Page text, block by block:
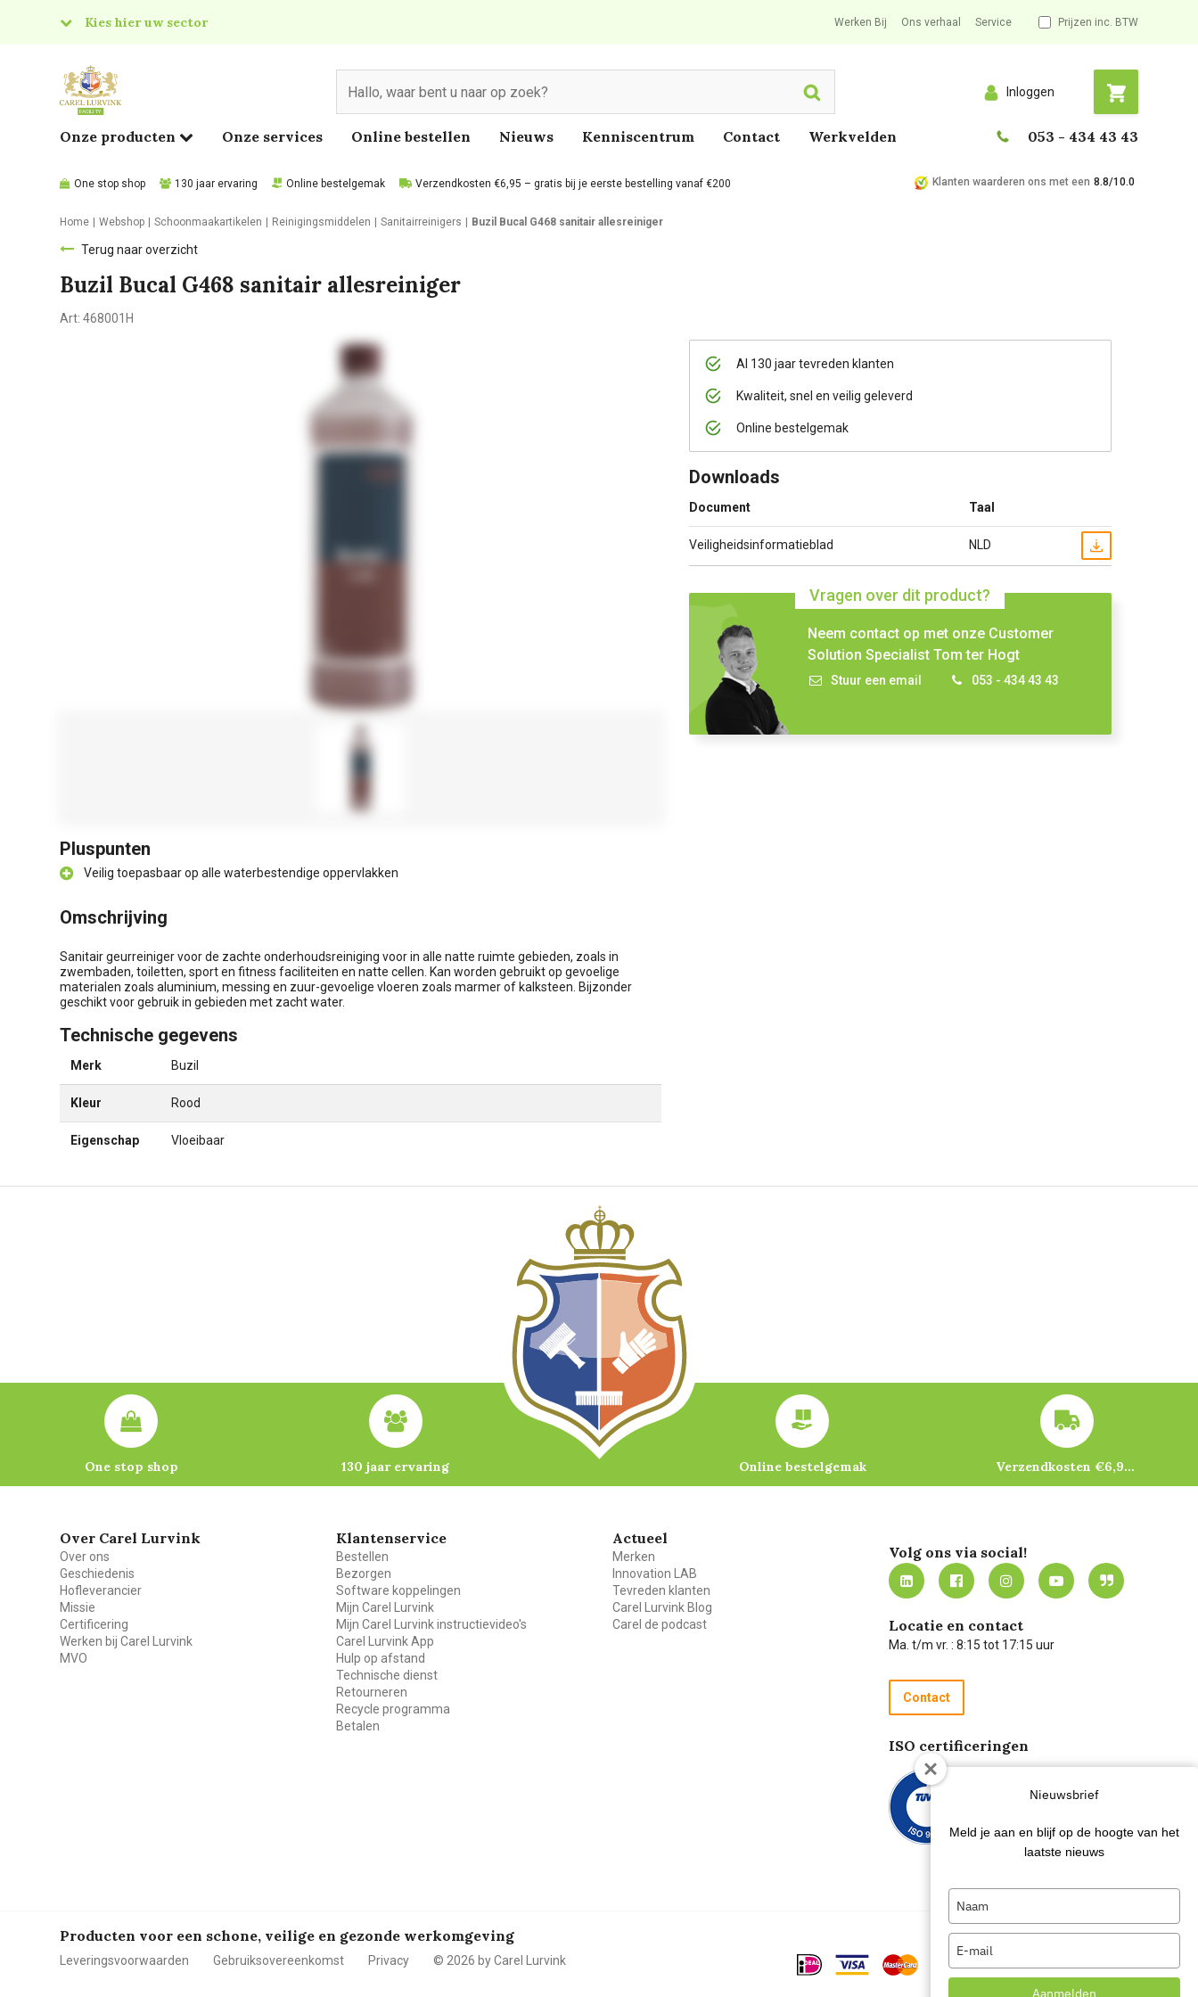
Kies hier uw sector
Food
Werken Bij Ons verhaal Service Prijzen inc. BTW
Search Inloggen
Onze producten Onze services Online bestellen Nieuws Kenniscentrum Contact Werkvelden 053 - 434 43 43
One stop shop 130 jaar ervaring Online bestelgemak Verzendkosten €6,95 – gratis bij je eerste bestelling vanaf €200 Klanten waarderen ons met een 8.8/10.0
Home Webshop Schoonmaakartikelen Reinigingsmiddelen Sanitairreinigers Buzil Bucal G468 sanitair allesreiniger
Terug naar overzicht
Buzil Bucal G468 sanitair allesreiniger
Art: 468001H
Al 130 jaar tevreden klanten
Kwaliteit, snel en veilig geleverd
Online bestelgemak
Downloads
Document Taal
Veiligheidsinformatieblad NLD
Vragen over dit product?
Neem contact op met onze Customer
Solution Specialist Tom ter Hogt
Stuur een email 053 - 434 43 43
Pluspunten
Veilig toepasbaar op alle waterbestendige oppervlakken
Omschrijving
Sanitair geurreiniger voor de zachte onderhoudsreiniging voor in alle natte ruimte gebieden, zoals in
zwembaden, toiletten, sport en fitness faciliteiten en natte cellen. Kan worden gebruikt op gevoelige
materialen zoals aluminium, messing en zuur-gevoelige vloeren zoals marmer of kalksteen. Bijzonder
geschikt voor gebruik in gebieden met zacht water.
Technische gegevens
Merk Buzil
Kleur Rood
Eigenschap Vloeibaar
One stop shop 130 jaar ervaring Online bestelgemak Verzendkosten €6,95 – gratis bij je eerste bestelling vanaf €200
Over Carel Lurvink
Over ons
Geschiedenis
Hofleverancier
Missie
Certificering
Werken bij Carel Lurvink
MVO
Klantenservice
Bestellen
Bezorgen
Software koppelingen
Mijn Carel Lurvink
Mijn Carel Lurvink instructievideo's
Carel Lurvink App
Hulp op afstand
Technische dienst
Retourneren
Recycle programma
Betalen
Actueel
Merken
Innovation LAB
Tevreden klanten
Carel Lurvink Blog
Carel de podcast
Volg ons via social!
Locatie en contact
Ma. t/m vr. : 8:15 tot 17:15 uur
Contact
ISO certificeringen
Producten voor een schone, veilige en gezonde werkomgeving
Leveringsvoorwaarden Gebruiksovereenkomst Privacy © 2026 by Carel Lurvink
Nieuwsbrief
Meld je aan en blijf op de hoogte van het
laatste nieuws
name
email
Aanmelden